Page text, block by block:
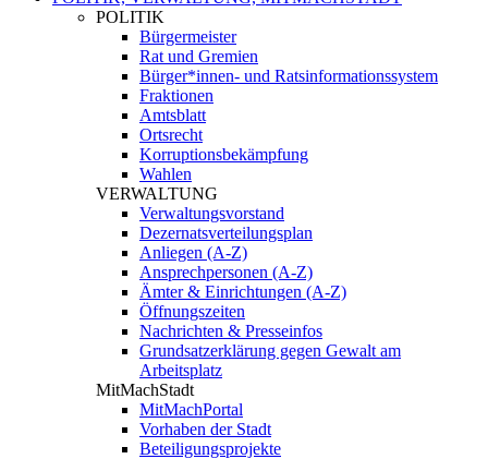
POLITIK
Bürgermeister
Rat und Gremien
Bürger*innen- und Ratsinformationssystem
Fraktionen
Amtsblatt
Ortsrecht
Korruptionsbekämpfung
Wahlen
VERWALTUNG
Verwaltungsvorstand
Dezernatsverteilungsplan
Anliegen (A-Z)
Ansprechpersonen (A-Z)
Ämter & Einrichtungen (A-Z)
Öffnungszeiten
Nachrichten & Presseinfos
Grundsatzerklärung gegen Gewalt am
Arbeitsplatz
MitMachStadt
MitMachPortal
Vorhaben der Stadt
Beteiligungsprojekte